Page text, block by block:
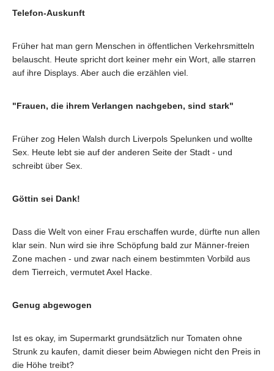
Telefon-Auskunft
Früher hat man gern Menschen in öffentlichen Verkehrsmitteln
belauscht. Heute spricht dort keiner mehr ein Wort, alle starren
auf ihre Displays. Aber auch die erzählen viel.
"Frauen, die ihrem Verlangen nachgeben, sind stark"
Früher zog Helen Walsh durch Liverpols Spelunken und wollte
Sex. Heute lebt sie auf der anderen Seite der Stadt - und
schreibt über Sex.
Göttin sei Dank!
Dass die Welt von einer Frau erschaffen wurde, dürfte nun allen
klar sein. Nun wird sie ihre Schöpfung bald zur Männer-freien
Zone machen - und zwar nach einem bestimmten Vorbild aus
dem Tierreich, vermutet Axel Hacke.
Genug abgewogen
Ist es okay, im Supermarkt grundsätzlich nur Tomaten ohne
Strunk zu kaufen, damit dieser beim Abwiegen nicht den Preis in
die Höhe treibt?